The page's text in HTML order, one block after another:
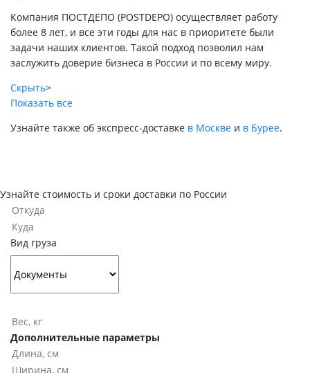
Компания ПОСТДЕПО (POSTDEPO) осуществляет работу
более 8 лет, и все эти годы для нас в приоритете были
задачи наших клиентов. Такой подход позволил нам
заслужить доверие бизнеса в России и по всему миру.
Скрыть>
Показать все
Узнайте также об экспресс-доставке в Москве и в Бурее.
Узнайте стоимость и сроки доставки по России
Вид груза
Дополнительные параметры